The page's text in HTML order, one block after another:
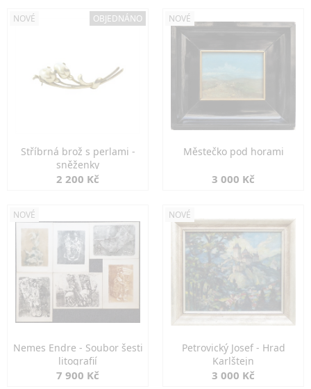
NOVÉ OBJEDNÁNO
Stříbrná brož s perlami -
sněženky
2 200 Kč
NOVÉ
Městečko pod horami
3 000 Kč
NOVÉ
Nemes Endre - Soubor šesti
litografií
7 900 Kč
NOVÉ
Petrovický Josef - Hrad
Karlštejn
3 000 Kč